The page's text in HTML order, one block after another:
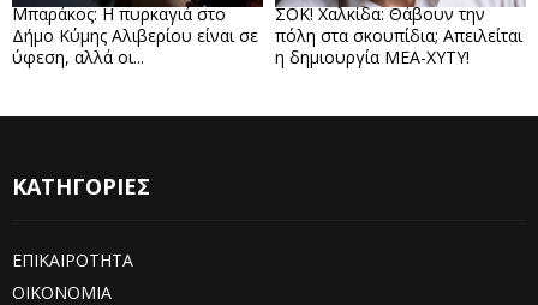
Μπαράκος: Η πυρκαγιά στο
Δήμο Κύμης Αλιβερίου είναι σε
ύφεση, αλλά οι...
ΣΟΚ! Χαλκίδα: Θάβουν την
πόλη στα σκουπίδια; Απειλείται
η δημιουργία ΜΕΑ-ΧΥΤΥ!
ΚΑΤΗΓΟΡΙΕΣ
ΕΠΙΚΑΙΡΟΤΗΤΑ
ΟΙΚΟΝΟΜΙΑ